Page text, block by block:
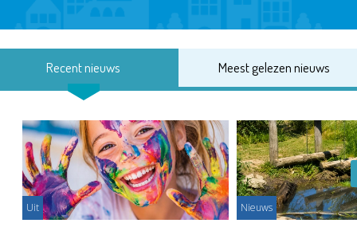
Recent nieuws Meest gelezen nieuws
Uit Nieuws